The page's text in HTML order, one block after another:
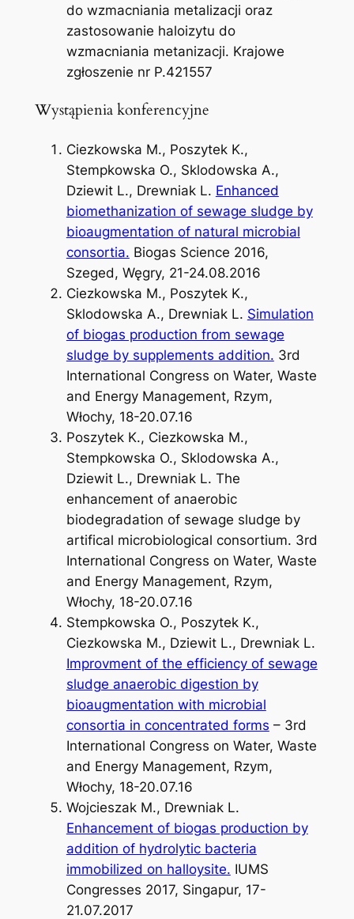
do wzmacniania metalizacji oraz
zastosowanie haloizytu do
wzmacniania metanizacji. Krajowe
zgłoszenie nr P.421557
Wystąpienia konferencyjne
Ciezkowska M., Poszytek K.,
Stempkowska O., Sklodowska A.,
Dziewit L., Drewniak L. Enhanced
biomethanization of sewage sludge by
bioaugmentation of natural microbial
consortia. Biogas Science 2016,
Szeged, Węgry, 21-24.08.2016
Ciezkowska M., Poszytek K.,
Sklodowska A., Drewniak L. Simulation
of biogas production from sewage
sludge by supplements addition. 3rd
International Congress on Water, Waste
and Energy Management, Rzym,
Włochy, 18-20.07.16
Poszytek K., Ciezkowska M.,
Stempkowska O., Sklodowska A.,
Dziewit L., Drewniak L. The
enhancement of anaerobic
biodegradation of sewage sludge by
artifical microbiological consortium. 3rd
International Congress on Water, Waste
and Energy Management, Rzym,
Włochy, 18-20.07.16
Stempkowska O., Poszytek K.,
Ciezkowska M., Dziewit L., Drewniak L.
Improvment of the efficiency of sewage
sludge anaerobic digestion by
bioaugmentation with microbial
consortia in concentrated forms – 3rd
International Congress on Water, Waste
and Energy Management, Rzym,
Włochy, 18-20.07.16
Wojcieszak M., Drewniak L.
Enhancement of biogas production by
addition of hydrolytic bacteria
immobilized on halloysite. IUMS
Congresses 2017, Singapur, 17-
21.07.2017